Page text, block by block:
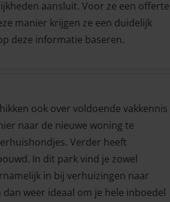
aansluit. Voor ze een offerte
manier krijgen ze een duidelijk
deze informatie baseren.
ook over voldoende vakkennis
naar de nieuwe woning te
Verder heeft
In dit park vind je zowel
in bij verhuizingen naar
weer ideaal om je hele inboedel